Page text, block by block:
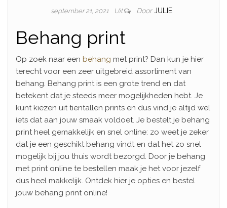
september 21, 2021 Uit Door JULIE
Behang print
Op zoek naar een behang met print? Dan kun je hier
terecht voor een zeer uitgebreid assortiment van
behang. Behang print is een grote trend en dat
betekent dat je steeds meer mogelijkheden hebt. Je
kunt kiezen uit tientallen prints en dus vind je altijd wel
iets dat aan jouw smaak voldoet. Je bestelt je behang
print heel gemakkelijk en snel online: zo weet je zeker
dat je een geschikt behang vindt en dat het zo snel
mogelijk bij jou thuis wordt bezorgd. Door je behang
met print online te bestellen maak je het voor jezelf
dus heel makkelijk. Ontdek hier je opties en bestel
jouw behang print online!